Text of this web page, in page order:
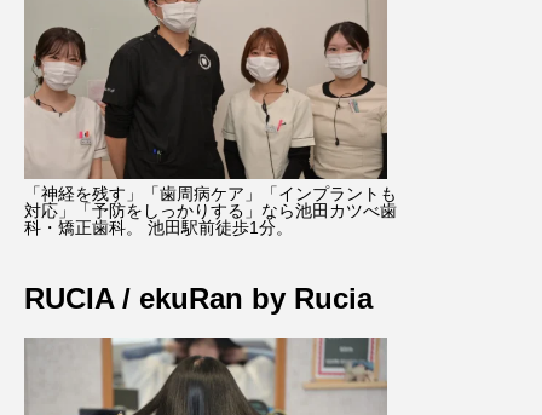
「神経を残す」「歯周病ケア」「インプラントも
対応」「予防をしっかりする」なら池田カツべ歯
科・矯正歯科。 池田駅前徒歩1分。
RUCIA / ekuRan by Rucia